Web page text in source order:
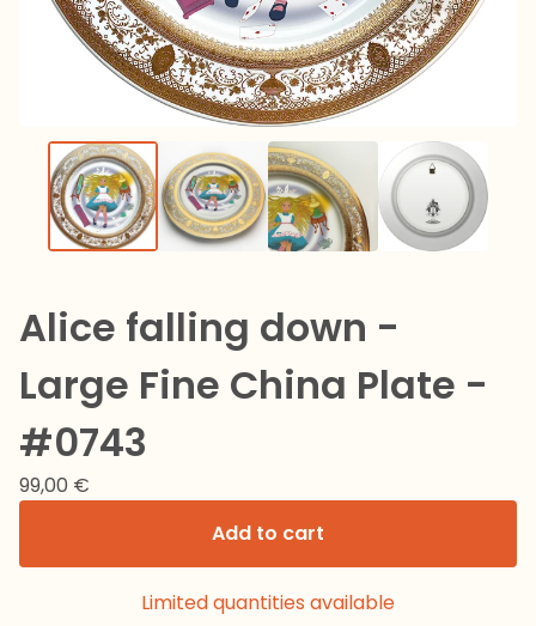
Alice falling down -
Large Fine China Plate -
#0743
99,00 €
Add to cart
Limited quantities available